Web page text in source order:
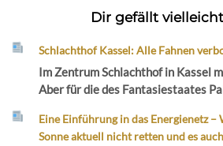
Dir gefällt
Schlachthof Kassel: Alle Fahnen
Im Zentrum Schlachthof in Kassel
Aber für die des Fantasiestaates
Eine Einführung in das Energienetz –
Sonne aktuell nicht retten und es